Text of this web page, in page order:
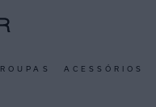
ROUPAS ACESSÓRIOS